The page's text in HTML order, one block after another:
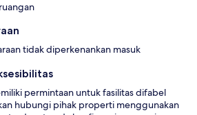
tidak diperkenankan masuk
permintaan untuk fasilitas difabel
hubungi pihak properti menggunakan